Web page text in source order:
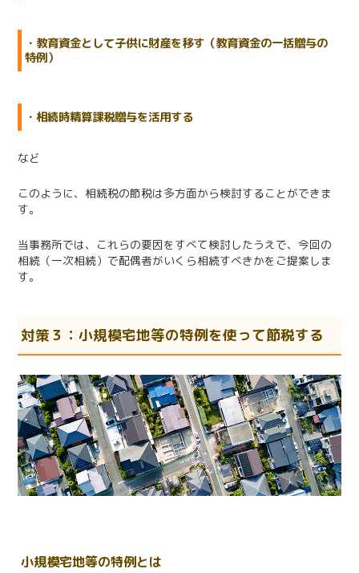
・教育資金として子供に財産を移す（教育資金の一括贈与の
特例）
・相続時精算課税贈与を活用する
など
このように、相続税の節税は多方面から検討することができま
す。
当事務所では、これらの要因をすべて検討したうえで、今回の
相続（一次相続）で配偶者がいくら相続すべきかをご提案しま
す。
対策３：小規模宅地等の特例を使って節税する
小規模宅地等の特例とは